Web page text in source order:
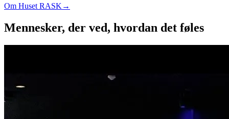
Om Huset RASK →
Mennesker, der ved, hvordan det føles